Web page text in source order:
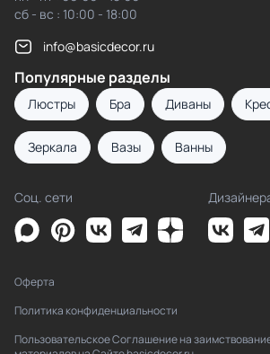
сб - вс : 10:00 - 18:00
info@basicdecor.ru
Популярные разделы
Люстры Бра Диваны
Зеркала Вазы Ванны
Соц. сети
Оферта
Политика конфиденциальности
Пользовательское Соглашение на